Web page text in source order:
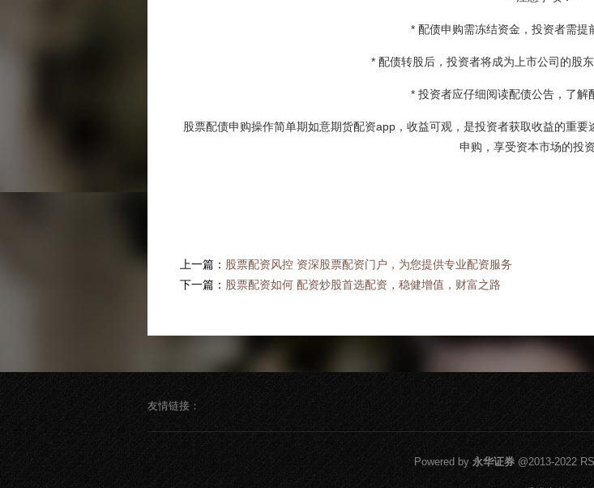
* 配债申购需冻结资金，投资者需提
* 配债转股后，投资者将成为上市公司的股
* 投资者应仔细阅读配债公告，了解
股票配债申购操作简单期如意期货配资app，收益可观，是投资者获取收益的重
申购，享受资本市场的投资
上一篇： 股票配资风控 资深股票配资门户，为您提供专业配资服务
下一篇： 股票配资如何 配资炒股首选配资，稳健增值，财富之路
友情链接：
Powered by 永华证券@2013-2022